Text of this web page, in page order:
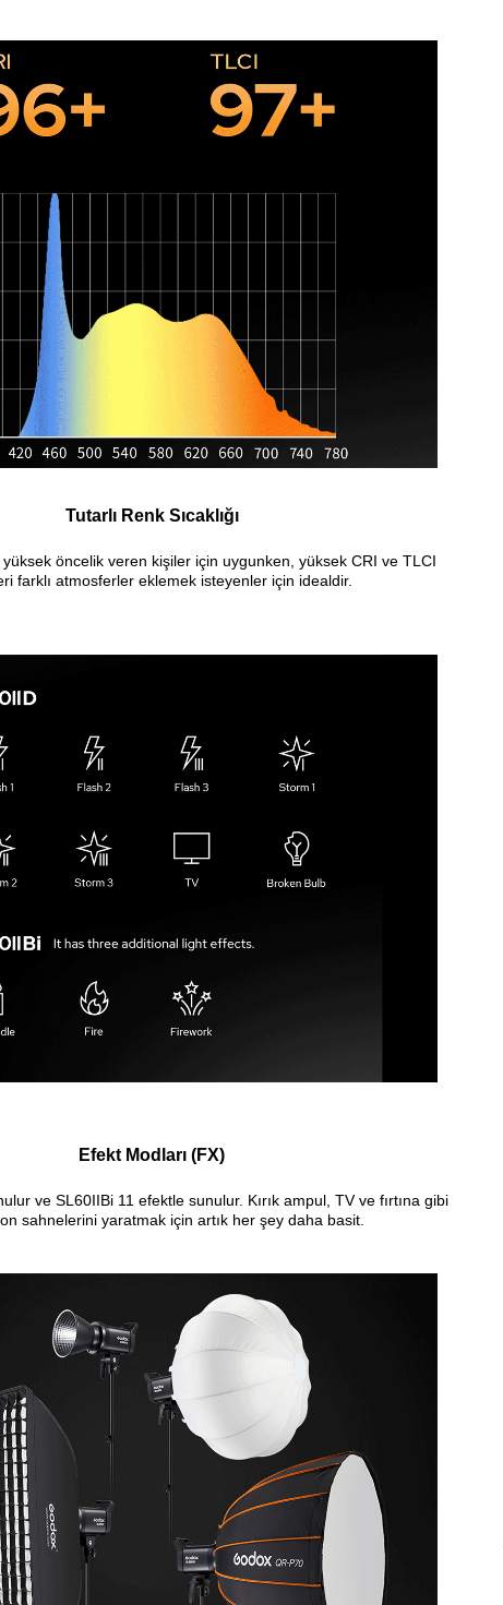
Tutarlı Renk Sıcaklığı
yüksek öncelik veren kişiler için uygunken, yüksek CRI ve TLCI
farklı atmosferler eklemek isteyenler için idealdir.
Efekt Modları (FX)
ve SL60IIBi 11 efektle sunulur. Kırık ampul, TV ve fırtına gibi
sahnelerini yaratmak için artık her şey daha basit.